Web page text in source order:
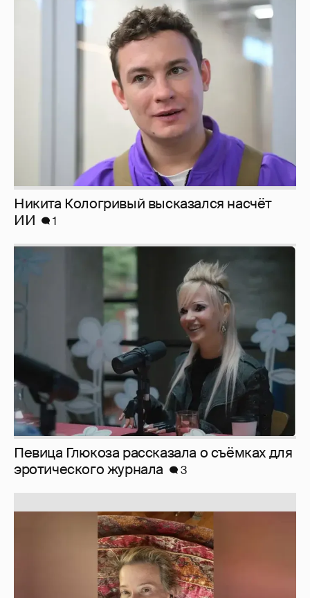
Никита Кологривый высказался насчёт
ИИ
1
Певица Глюкоза рассказала о съёмках для
эротического журнала
3